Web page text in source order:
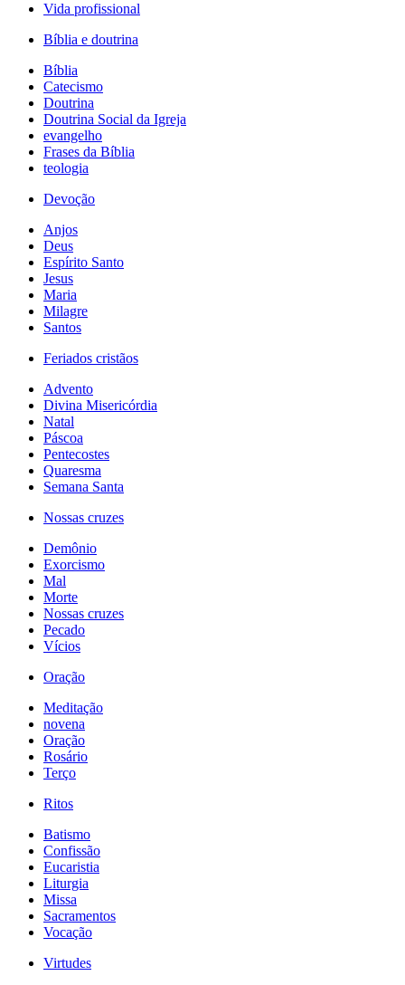
Vida profissional
Bíblia e doutrina
Bíblia
Catecismo
Doutrina
Doutrina Social da Igreja
evangelho
Frases da Bíblia
teologia
Devoção
Anjos
Deus
Espírito Santo
Jesus
Maria
Milagre
Santos
Feriados cristãos
Advento
Divina Misericórdia
Natal
Páscoa
Pentecostes
Quaresma
Semana Santa
Nossas cruzes
Demônio
Exorcismo
Mal
Morte
Nossas cruzes
Pecado
Vícios
Oração
Meditação
novena
Oração
Rosário
Terço
Ritos
Batismo
Confissão
Eucaristia
Liturgia
Missa
Sacramentos
Vocação
Virtudes